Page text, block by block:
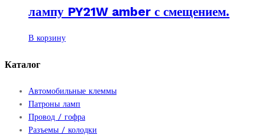
лампу PY21W amber с смещением.
В корзину
Каталог
Автомобильные клеммы
Патроны ламп
Провод / гофра
Разъемы / колодки